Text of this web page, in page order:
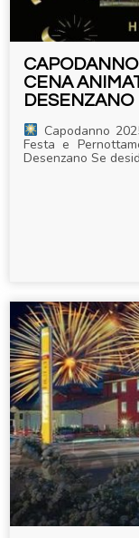
CENA
DESENZANO
Capodanno
Festa e
Desenzano Se